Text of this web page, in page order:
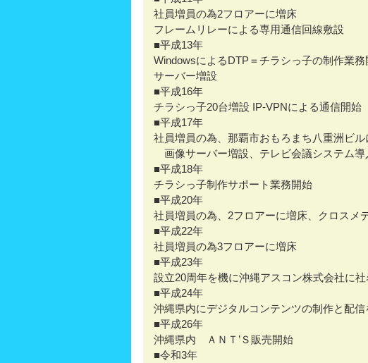
社員増員の為2フロアーに増床
フレームリレーによる専用通信回線敷設
■平成13年
WindowsによるDTP＝チラシっ子の制作業務
サーバー増設
■平成16年
チラシっ子20台増設 IP-VPNによる通信開始
■平成17年
社員増員の為、那覇市おもろまち八重洲ビル
画像サーバー増設、テレビ会議システム導
■平成18年
チラシっ子制作サポート業務開始
■平成20年
社員増員の為、2フロアーに増床、クロスメ
■平成22年
社員増員の為3フロアーに増床
■平成23年
設立20周年を機に沖縄アスコン株式会社に社
■平成24年
沖縄県内にデジタルコンテンツの制作と配
■平成26年
沖縄県内 ＡＮＴ’Ｓ販売開始
■令和3年